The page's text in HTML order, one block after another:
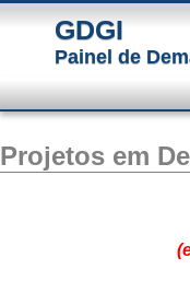
GDGI
Painel de
Projetos em